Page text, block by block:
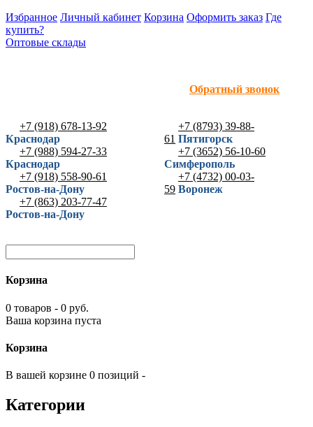
Избранное Личный кабинет Корзина Оформить заказ Где
купить?
Оптовые склады
Обратный звонок
+7 (918) 678-13-92
Краснодар
+7 (988) 594-27-33
Краснодар
+7 (918) 558-90-61
Ростов-на-Дону
+7 (863) 203-77-47
Ростов-на-Дону
+7 (8793) 39-88-
61 Пятигорск
+7 (3652) 56-10-60
Симферополь
+7 (4732) 00-03-
59 Воронеж
Корзина
0 товаров - 0 руб.
Ваша корзина пуста
Корзина
В вашей корзине 0 позиций -
Категории